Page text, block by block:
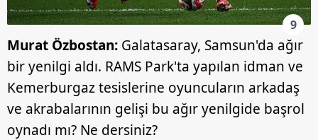
9
Murat Özbostan: Galatasaray, Samsun'da ağır
bir yenilgi aldı. RAMS Park'ta yapılan idman ve
Kemerburgaz tesislerine oyuncuların arkadaş
ve akrabalarının gelişi bu ağır yenilgide başrol
oynadı mı? Ne dersiniz?